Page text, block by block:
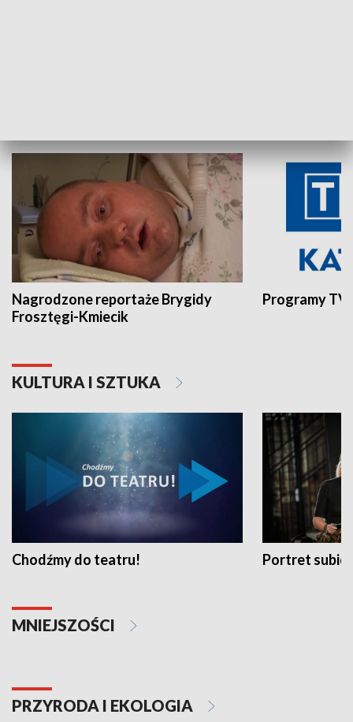
Nagrodzone reportaże Brygidy
Frosztęgi-Kmiecik
Programy
KULTURA I SZTUKA
Chodźmy do teatru! Portret
MNIEJSZOŚCI
PRZYRODA I EKOLOGIA